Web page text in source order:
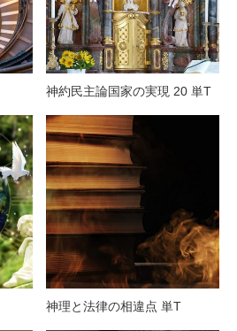
神約民主論国家の実現 20 単T
神理と法律の相違点 単T